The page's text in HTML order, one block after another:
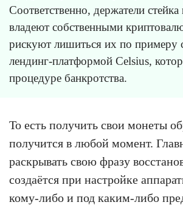
Соответственно, держатели
владеют собственными
рискуют лишиться их по примеру
лендинг-платформой Celsius,
процедуре банкротства.
То есть получить свои монеты
получится в любой момент.
раскрывать свою фразу
создаётся при настройке
кому-либо и под каким-либо